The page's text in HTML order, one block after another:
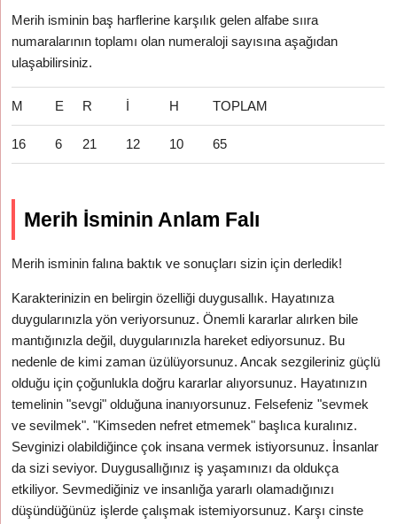
Merih isminin baş harflerine karşılık gelen alfabe sııra
numaralarının toplamı olan numeraloji sayısına aşağıdan
ulaşabilirsiniz.
M E R İ H TOPLAM
16 6 21 12 10 65
Merih İsminin Anlam Falı
Merih isminin falına baktık ve sonuçları sizin için derledik!
Karakterinizin en belirgin özelliği duygusallık. Hayatınıza
duygularınızla yön veriyorsunuz. Önemli kararlar alırken bile
mantığınızla değil, duygularınızla hareket ediyorsunuz. Bu
nedenle de kimi zaman üzülüyorsunuz. Ancak sezgileriniz güçlü
olduğu için çoğunlukla doğru kararlar alıyorsunuz. Hayatınızın
temelinin "sevgi" olduğuna inanıyorsunuz. Felsefeniz "sevmek
ve sevilmek". "Kimseden nefret etmemek" başlıca kuralınız.
Sevginizi olabildiğince çok insana vermek istiyorsunuz. İnsanlar
da sizi seviyor. Duygusallığınız iş yaşamınızı da oldukça
etkiliyor. Sevmediğiniz ve insanlığa yararlı olamadığınızı
düşündüğünüz işlerde çalışmak istemiyorsunuz. Karşı cinste